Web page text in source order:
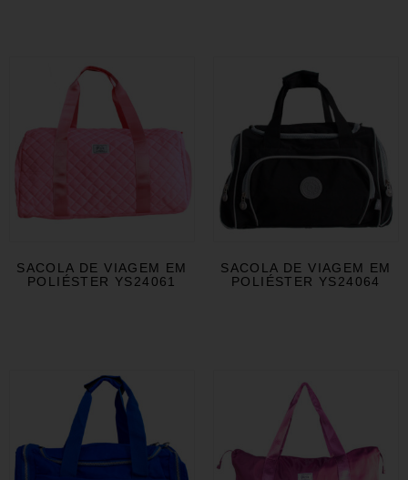
SACOLA DE VIAGEM EM
POLIÉSTER YS24061
SACOLA DE VIAGEM EM
POLIÉSTER YS24064